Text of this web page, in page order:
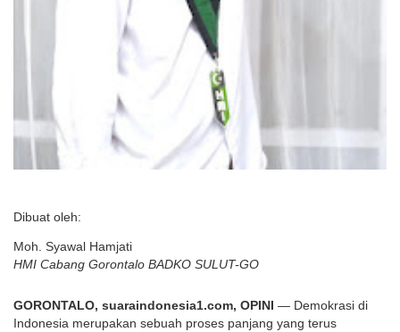
Dibuat oleh:
Moh. Syawal Hamjati
HMI Cabang Gorontalo BADKO SULUT-GO
GORONTALO, suaraindonesia1.com, OPINI — Demokrasi di
Indonesia merupakan sebuah proses panjang yang terus